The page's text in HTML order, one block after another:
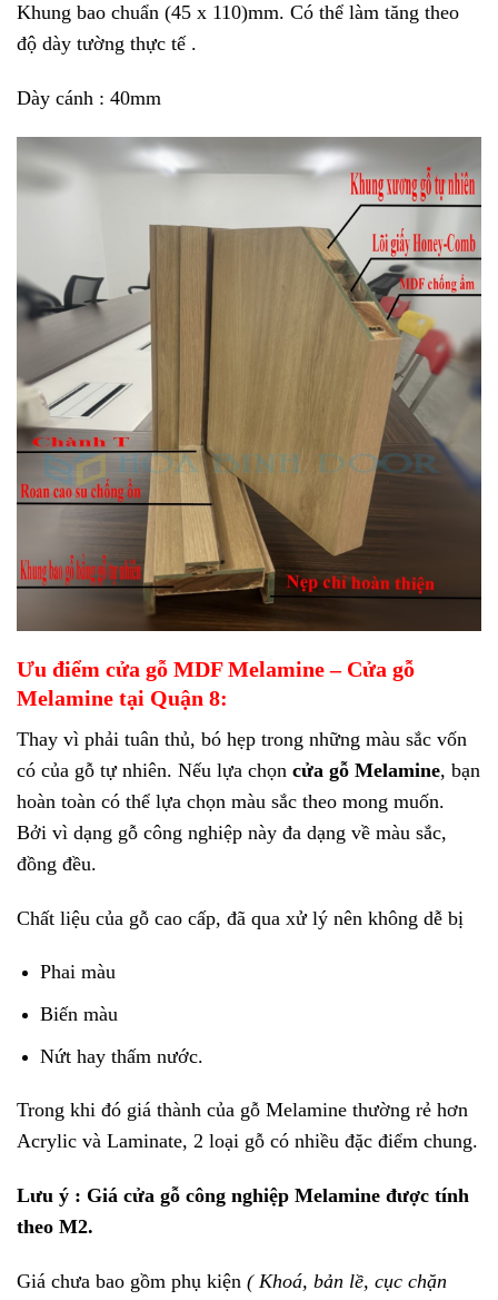
Khung bao chuẩn (45 x 110)mm. Có thể làm tăng theo
độ dày tường thực tế .
Dày cánh : 40mm
Ưu điểm cửa gỗ MDF Melamine – Cửa gỗ
Melamine tại Quận 8:
Thay vì phải tuân thủ, bó hẹp trong những màu sắc vốn
có của gỗ tự nhiên. Nếu lựa chọn cửa gỗ Melamine, bạn
hoàn toàn có thể lựa chọn màu sắc theo mong muốn.
Bởi vì dạng gỗ công nghiệp này đa dạng về màu sắc,
đồng đều.
Chất liệu của gỗ cao cấp, đã qua xử lý nên không dễ bị
Phai màu
Biến màu
Nứt hay thấm nước.
Trong khi đó giá thành của gỗ Melamine thường rẻ hơn
Acrylic và Laminate, 2 loại gỗ có nhiều đặc điểm chung.
Lưu ý : Giá cửa gỗ công nghiệp Melamine được tính
theo M2.
Giá chưa bao gồm phụ kiện ( Khoá, bản lề, cục chặn